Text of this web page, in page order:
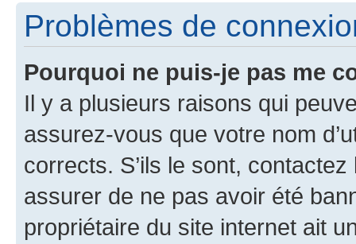
Problèmes de
Pourquoi ne puis-je pas me
Il y a plusieurs raisons qui
assurez-vous que votre nom
corrects. S’ils le sont,
assurer de ne pas avoir été
propriétaire du site internet ait